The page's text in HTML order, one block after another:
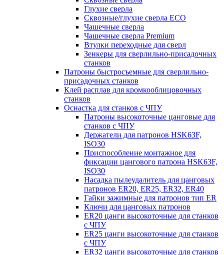
Глухие сверла
Сквозные/глухие сверла ECO
Чашечные сверла
Чашечные сверла Premium
Втулки переходные для сверл
Зенкеры для сверлильно-присадочных
станков
Патроны быстросъемные для сверлильно-
присадочных станков
Клей расплав для кромкооблицовочных
станков
Оснастка для станков с ЧПУ
Патроны высокоточные цанговые для
станков с ЧПУ
Держатели для патронов HSK63F,
ISO30
Приспособление монтажное для
фиксации цангового патрона HSK63F,
ISO30
Насадка пылеудалитель для цанговых
патронов ER20, ER25, ER32, ER40
Гайки зажимные для патронов тип ER
Ключи для цанговых патронов
ER20 цанги высокоточные для станков
с ЧПУ
ER25 цанги высокоточные для станков
с ЧПУ
ER32 цанги высокоточные для станков